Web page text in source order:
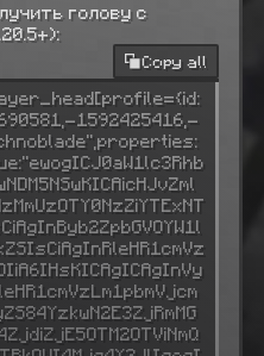
голову с
Copy all
1592425416,-